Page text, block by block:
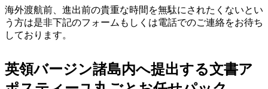
海外渡航前、進出前の貴重な時間を無駄にされたくないとい
う方は是非下記のフォームもしくは電話でのご連絡をお待ち
しております。
英領バージン諸島内へ提出する文書ア